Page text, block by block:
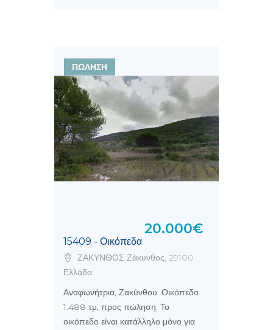
ΠΩΛΗΣΗ
15409 - Οικόπεδα
20.000€
ΖΑΚΥΝΘΟΣ Ζάκυνθος, 29100
Ελλάδα
Αναφωνήτρια, Ζακύνθου. Οικόπεδο
1.488 τμ, προς πώληση. Το
οικόπεδο είναι κατάλληλο μόνο για